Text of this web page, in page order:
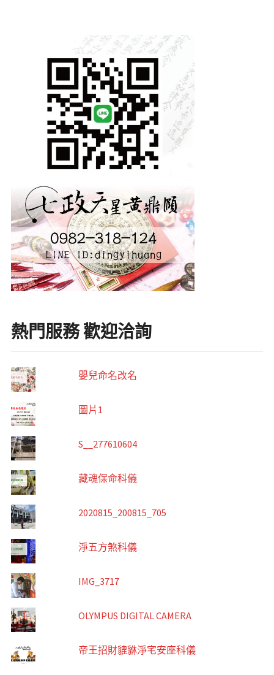
熱門服務 歡迎洽詢
嬰兒命名改名
圖片1
S__277610604
藏魂保命科儀
2020815_200815_705
淨五方煞科儀
IMG_3717
OLYMPUS DIGITAL CAMERA
帝王招財貔貅淨宅安座科儀